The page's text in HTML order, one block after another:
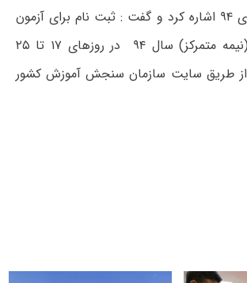
کنکور ارشد سراسری ۹۴ اشاره کرد و گفت : ثبت نام برای آزمون
ورودی دوره ارشد(نیمه متمرکز) سال ۹۴ در روزهای ۱۷ تا ۲۵
آبان ماه سال ۹۳ از طریق سایت سازمان سنجش آموزش کشور